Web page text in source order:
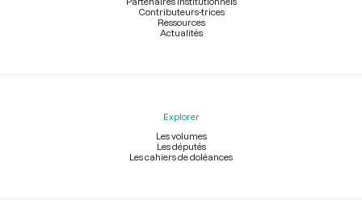
Contributeurs-trices
Ressources
Actualités
Explorer
Les volumes
Les députés
Les cahiers de doléances